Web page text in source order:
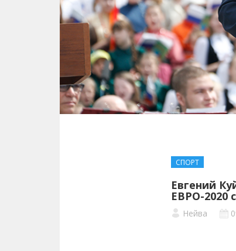
СПОРТ
Евгений
ЕВРО-2020
Нейва